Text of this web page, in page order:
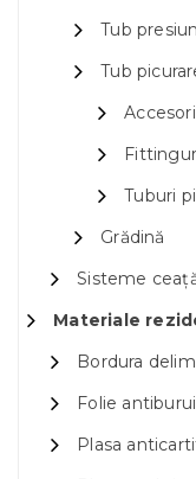
Tub
Tub
Tuburi
Grădină
Sisteme
Materiale
Bordura
Folie
Plasa